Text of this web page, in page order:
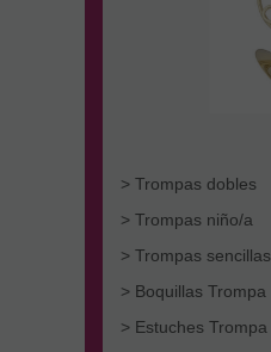
> Trompas dobles
> Trompas niño/a
> Trompas sencillas
> Boquillas Trompa
> Estuches Trompa